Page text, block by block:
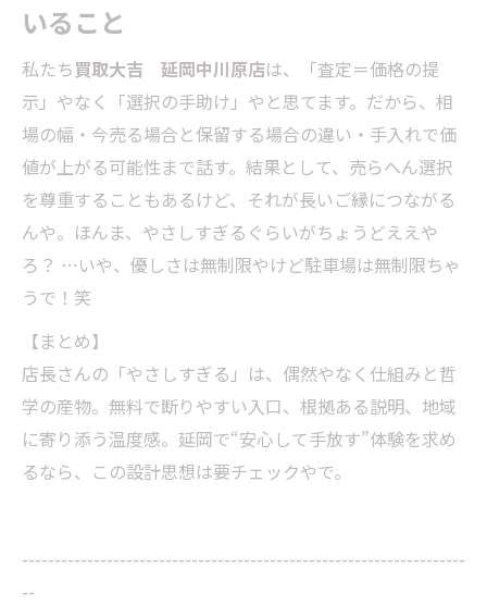
いること
私たち買取大吉 延岡中川原店は、「査定＝価格の提
示」やなく「選択の手助け」やと思てます。だから、相
場の幅・今売る場合と保留する場合の違い・手入れで価
値が上がる可能性まで話す。結果として、売らへん選択
を尊重することもあるけど、それが長いご縁につながる
んや。ほんま、やさしすぎるぐらいがちょうどええや
ろ？ …いや、優しさは無制限やけど駐車場は無制限ちゃ
うで！笑
【まとめ】
店長さんの「やさしすぎる」は、偶然やなく仕組みと哲
学の産物。無料で断りやすい入口、根拠ある説明、地域
に寄り添う温度感。延岡で“安心して手放す”体験を求め
るなら、この設計思想は要チェックやで。
--------------------------------------------------------------------
--